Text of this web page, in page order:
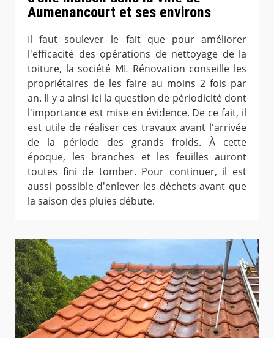
Aumenancourt et ses environs
Il faut soulever le fait que pour améliorer
l'efficacité des opérations de nettoyage de la
toiture, la société ML Rénovation conseille les
propriétaires de les faire au moins 2 fois par
an. Il y a ainsi ici la question de périodicité dont
l'importance est mise en évidence. De ce fait, il
est utile de réaliser ces travaux avant l'arrivée
de la période des grands froids. À cette
époque, les branches et les feuilles auront
toutes fini de tomber. Pour continuer, il est
aussi possible d'enlever les déchets avant que
la saison des pluies débute.